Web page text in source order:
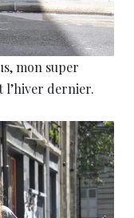
mon super
l’hiver dernier.